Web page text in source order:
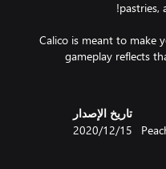
Calico is meant to make
gameplay reflects
تاريخ الإصدار
15‏/12‏/2020